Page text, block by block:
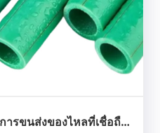
ารขนส่งของไหลที่เชื่อถือ